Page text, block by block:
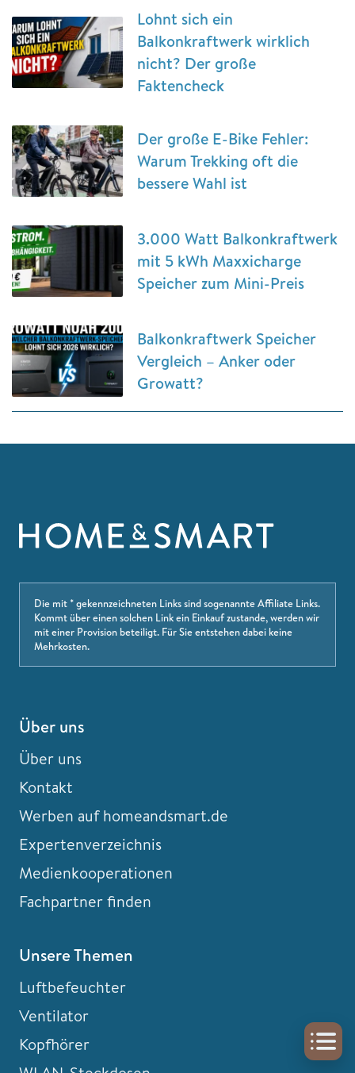
Lohnt sich ein
Balkonkraftwerk wirklich
nicht? Der große
Faktencheck
Der große E-Bike Fehler:
Warum Trekking oft die
bessere Wahl ist
3.000 Watt Balkonkraftwerk
mit 5 kWh Maxxicharge
Speicher zum Mini-Preis
Balkonkraftwerk Speicher
Vergleich – Anker oder
Growatt?
Die mit * gekennzeichneten Links sind sogenannte Affiliate Links.
Kommt über einen solchen Link ein Einkauf zustande, werden wir
mit einer Provision beteiligt. Für Sie entstehen dabei keine
Mehrkosten.
Über uns
Über uns
Kontakt
Werben auf homeandsmart.de
Expertenverzeichnis
Medienkooperationen
Fachpartner finden
Unsere Themen
Luftbefeuchter
Ventilator
Kopfhörer